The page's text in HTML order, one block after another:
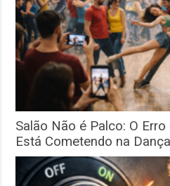
Salão Não é Palco: O
Está Cometendo na